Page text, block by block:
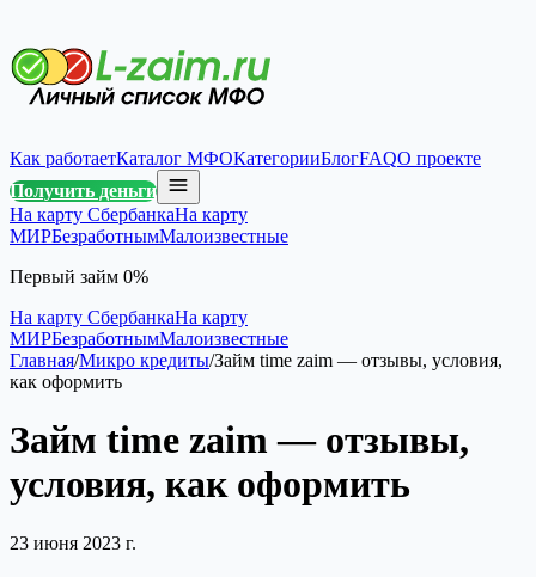
Как работаетКаталог МФОКатегорииБлогFAQО проекте
Получить деньги
На карту СбербанкаНа карту
МИРБезработнымМалоизвестные
Первый займ 0%
На карту СбербанкаНа карту
МИРБезработнымМалоизвестные
Главная/Микро кредиты/Займ time zaim — отзывы, условия,
как оформить
Займ time zaim — отзывы,
условия, как оформить
23 июня 2023 г.